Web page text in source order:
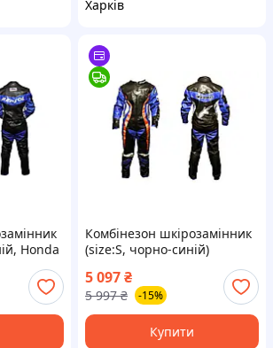
Харків
Honda
Комбінезон шкірозамінник
(size:S, чорно-синій)
5 097₴
5 997 ₴ -15%
Купити